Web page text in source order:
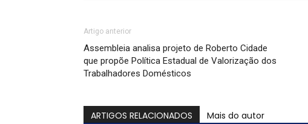
Artigo anterior
Assembleia analisa projeto de Roberto Cidade
que propõe Política Estadual de Valorização dos
Trabalhadores Domésticos
ARTIGOS RELACIONADOS Mais do autor